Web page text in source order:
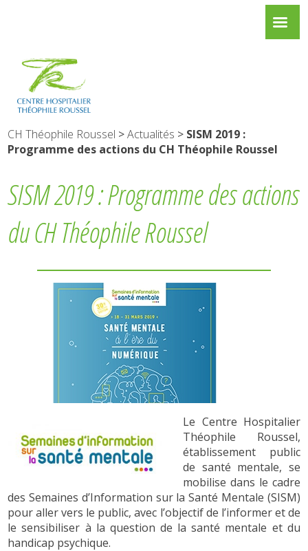
CH Théophile Roussel >Actualités > SISM 2019 :
Programme des actions du CH Théophile Roussel
SISM 2019 : Programme des actions
du CH Théophile Roussel
Le Centre Hospitalier
Théophile Roussel,
établissement public
de santé mentale, se
mobilise dans le cadre
des Semaines d’Information sur la Santé Mentale (SISM)
pour aller vers le public, avec l’objectif de l’informer et de
le sensibiliser à la question de la santé mentale et du
handicap psychique.